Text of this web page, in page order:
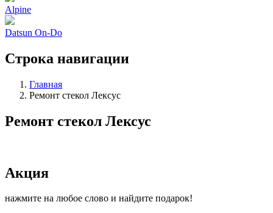
Alpine
Datsun On-Do
Строка навигации
Главная
Ремонт стекол Лексус
Ремонт стекол Лексус
Акция
нажмите на любое слово и найдите подарок!